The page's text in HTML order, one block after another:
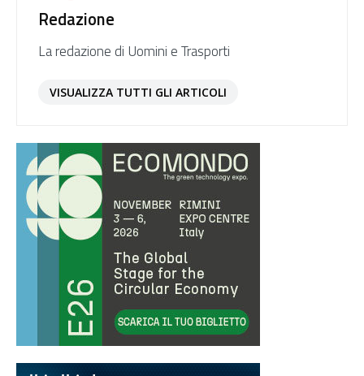
Redazione
La redazione di Uomini e Trasporti
VISUALIZZA TUTTI GLI ARTICOLI